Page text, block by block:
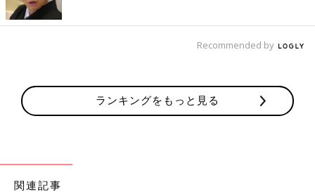
ステイホームで“2人で暮らすこと”がとても心地よくなっ
Recommended by
ランキングをもっと見る
関連記事